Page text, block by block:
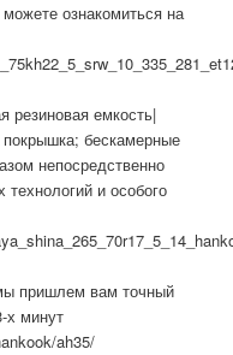
ознакомиться на
резиновая емкость|
бескамерные
непосредственно
и особого
пришлем вам точный
х минут
ah35/